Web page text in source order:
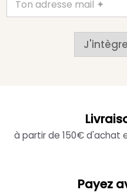
à partir de 150€ d'achat
Payez